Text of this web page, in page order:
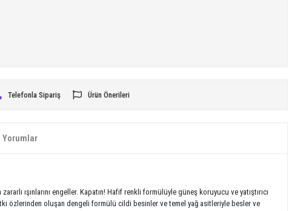
Telefonla Sipariş Ürün Önerileri
Yorumlar
ışınlarını engeller. Kapatın! Hafif renkli formülüyle güneş koruyucu ve yatıştırıcı
özlerinden oluşan dengeli formülü cildi besinler ve temel yağ asitleriyle besler ve